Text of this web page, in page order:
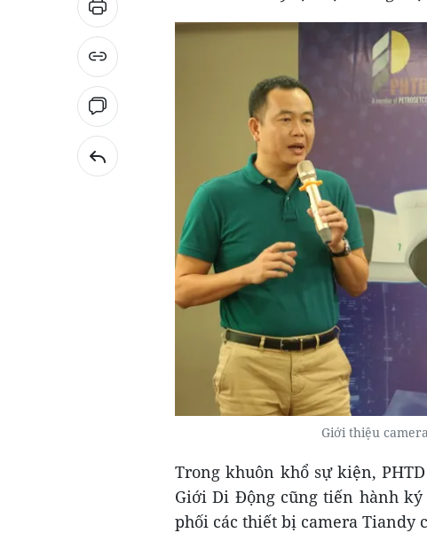
Giới thiệu
Trong khuôn khổ sự kiện,
Giới Di Động cũng tiến hành
phối các thiết bị camera Tiandy